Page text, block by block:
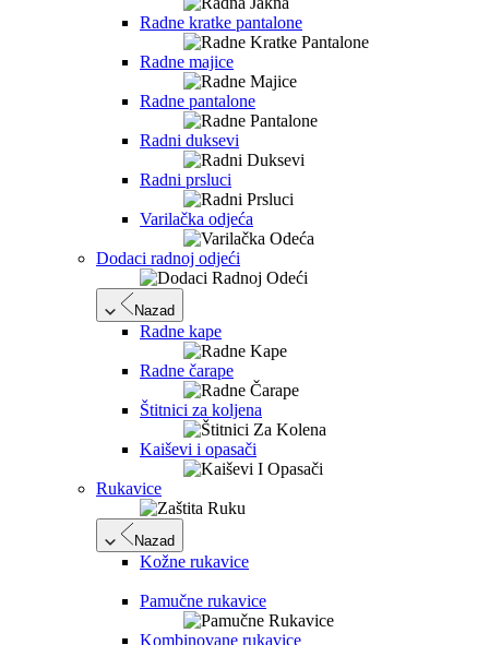
Radne kratke pantalone
Radne majice
Radne pantalone
Radni duksevi
Radni prsluci
Varilačka odjeća
Dodaci radnoj odjeći
Nazad
Radne kape
Radne čarape
Štitnici za koljena
Kaiševi i opasači
Rukavice
Nazad
Kožne rukavice
Pamučne rukavice
Kombinovane rukavice